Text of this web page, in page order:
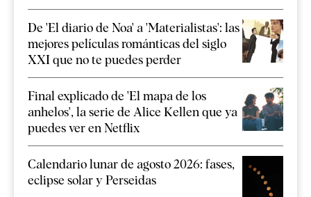
De 'El diario de Noa' a 'Materialistas': las
mejores películas románticas del siglo
XXI que no te puedes perder
Final explicado de 'El mapa de los
anhelos', la serie de Alice Kellen que ya
puedes ver en Netflix
Calendario lunar de agosto 2026: fases,
eclipse solar y Perseidas